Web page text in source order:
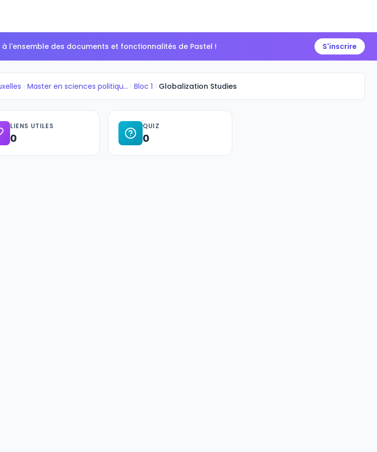
l'ensemble des documents et fonctionnalités de Pastel ! S'inscrire
Master en sciences politiques,... Bloc 1 Globalization Studies
LIENS UTILES
0
QUIZ
0